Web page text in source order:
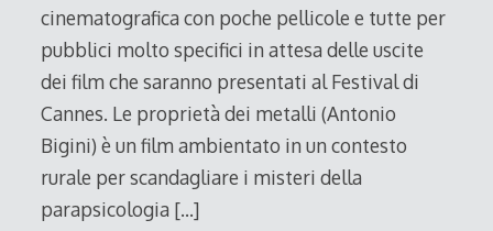
cinematografica con poche pellicole e tutte per
pubblici molto specifici in attesa delle uscite
dei film che saranno presentati al Festival di
Cannes. Le proprietà dei metalli (Antonio
Bigini) è un film ambientato in un contesto
rurale per scandagliare i misteri della
parapsicologia […]